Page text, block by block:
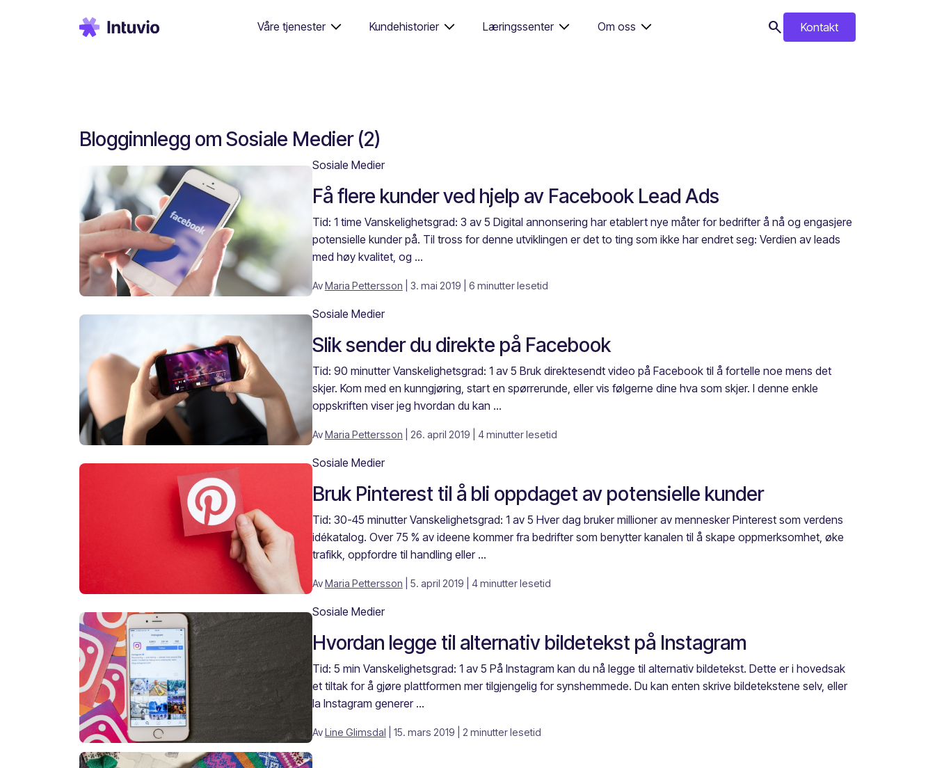
Våre tjenester Kundehistorier Læringssenter Om oss search Kontakt
Blogginnlegg om Sosiale Medier (2)
Sosiale Medier
Få flere kunder ved hjelp av Facebook Lead Ads
Tid: 1 time Vanskelighetsgrad: 3 av 5 Digital annonsering har etablert nye måter for bedrifter å nå og engasjere
potensielle kunder på. Til tross for denne utviklingen er det to ting som ikke har endret seg: Verdien av leads
med høy kvalitet, og ...
AvMaria Pettersson | 3. mai 2019 | 6 minutter lesetid
Sosiale Medier
Slik sender du direkte på Facebook
Tid: 90 minutter Vanskelighetsgrad: 1 av 5 Bruk direktesendt video på Facebook til å fortelle noe mens det
skjer. Kom med en kunngjøring, start en spørrerunde, eller vis følgerne dine hva som skjer. I denne enkle
oppskriften viser jeg hvordan du kan ...
AvMaria Pettersson | 26. april 2019 | 4 minutter lesetid
Sosiale Medier
Bruk Pinterest til å bli oppdaget av potensielle kunder
Tid: 30-45 minutter Vanskelighetsgrad: 1 av 5 Hver dag bruker millioner av mennesker Pinterest som verdens
idékatalog. Over 75 % av ideene kommer fra bedrifter som benytter kanalen til å skape oppmerksomhet, øke
trafikk, oppfordre til handling eller ...
AvMaria Pettersson | 5. april 2019 | 4 minutter lesetid
Sosiale Medier
Hvordan legge til alternativ bildetekst på Instagram
Tid: 5 min Vanskelighetsgrad: 1 av 5 På Instagram kan du nå legge til alternativ bildetekst. Dette er i hovedsak
et tiltak for å gjøre plattformen mer tilgjengelig for synshemmede. Du kan enten skrive bildetekstene selv, eller
la Instagram generer ...
AvLine Glimsdal | 15. mars 2019 | 2 minutter lesetid